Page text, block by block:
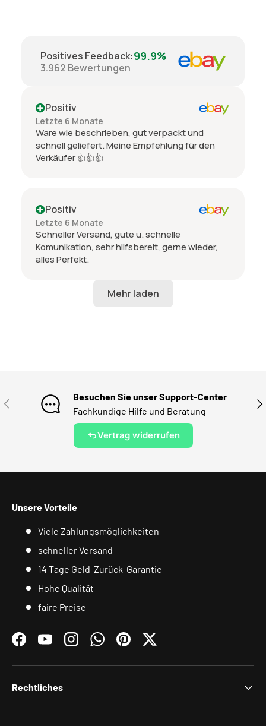
Positives Feedback:99.9%
3.962 Bewertungen
Positiv
Letzte 6 Monate
Ware wie beschrieben, gut verpackt und
schnell geliefert. Meine Empfehlung für den
Verkäufer 👍👍👍
Positiv
Letzte 6 Monate
Schneller Versand, gute u. schnelle
Komunikation, sehr hilfsbereit, gerne wieder,
alles Perfekt.
VORHERIGE
Besuchen Sie unser Support-Center
Fachkundige Hilfe und Beratung
Vertrag widerrufen
Unsere Vorteile
Viele Zahlungsmöglichkeiten
schneller Versand
14 Tage Geld-Zurück-Garantie
Hohe Qualität
faire Preise
FacebookYouTubeInstagramWhatsAppPinterestTwitter
Rechtliches